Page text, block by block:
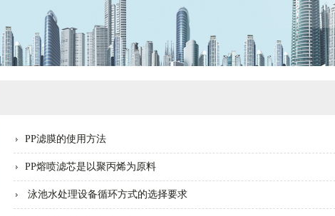
PP滤膜的使用方法
PP熔喷滤芯是以聚丙烯为原料
泳池水处理设备循环方式的选择要求